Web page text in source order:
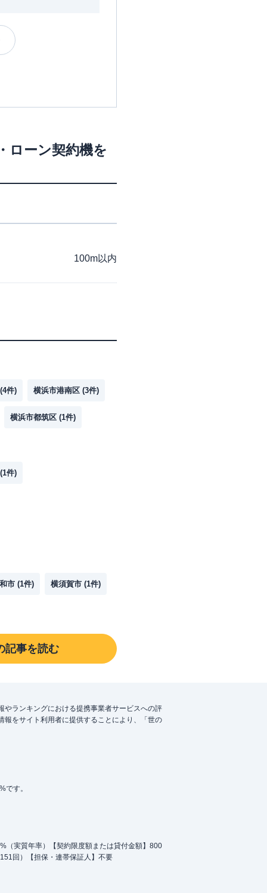
ローン契約機を
100m以内
(4件) 横浜市港南区 (3件)
横浜市都筑区 (1件)
(1件)
市 (1件) 横須賀市 (1件)
記事を読む
ランキングにおける提携事業者サービスへの評
をサイト利用者に提供することにより、「世の
です。
（実質年率）【契約限度額または貸付金額】800
回）【担保・連帯保証人】不要